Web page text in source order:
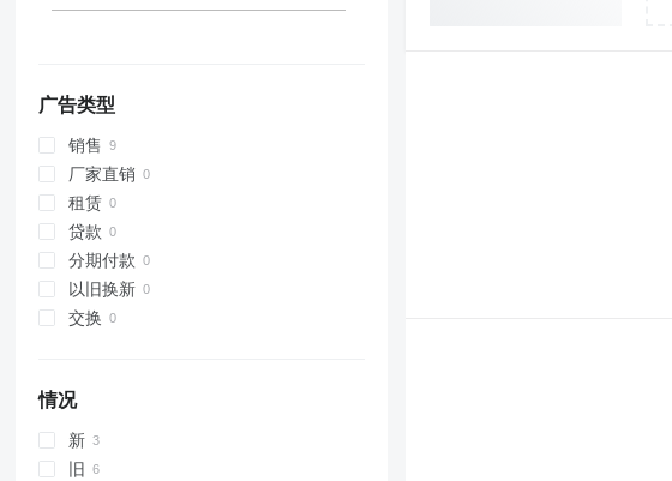
广告类型
销售
厂家直销
租赁
贷款
分期付款
以旧换新
交换
情况
新
旧